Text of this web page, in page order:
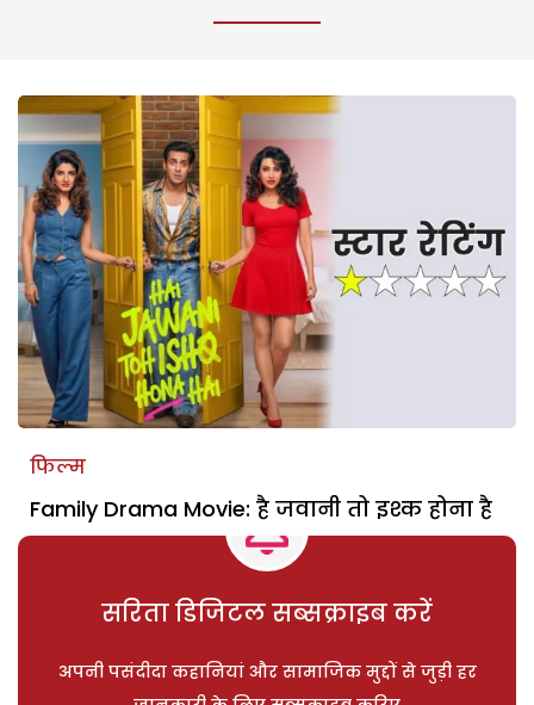
फिल्म
Family Drama Movie: है जवानी तो इश्क होना है
सरिता डिजिटल सब्सक्राइब करें
अपनी पसंदीदा कहानियां और सामाजिक मुद्दों से जुड़ी हर